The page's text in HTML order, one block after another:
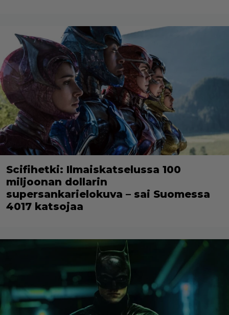
Scifihetki: Ilmaiskatselussa 100
miljoonan dollarin
supersankarielokuva – sai Suomessa
4017 katsojaa